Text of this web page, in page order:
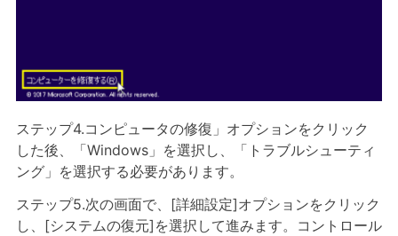
ステップ4.コンピュータの修復」オプションをクリック
した後、「Windows」を選択し、「トラブルシューティ
ング」を選択する必要があります。
ステップ5.次の画面で、[詳細設定]オプションをクリック
し、[システムの復元]を選択して進みます。コントロール